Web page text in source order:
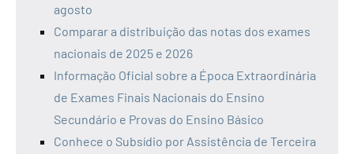
agosto
Comparar a distribuição das notas dos exames
nacionais de 2025 e 2026
Informação Oficial sobre a Época Extraordinária
de Exames Finais Nacionais do Ensino
Secundário e Provas do Ensino Básico
Conhece o Subsídio por Assistência de Terceira